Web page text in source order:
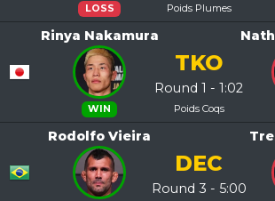
LOSS Poids Plumes
Rinya Nakamura
WIN
TKO
Round 1 - 1:02
Poids Coqs
Rodolfo Vieira
DEC
Round 3 - 5:00